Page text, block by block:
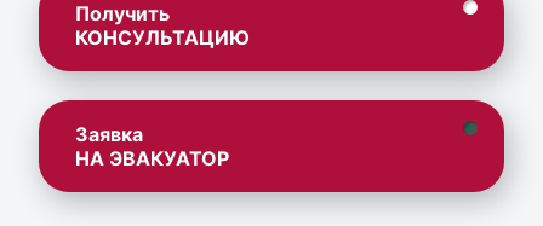
Получить
КОНСУЛЬТАЦИЮ
Заявка
НА ЭВАКУАТОР